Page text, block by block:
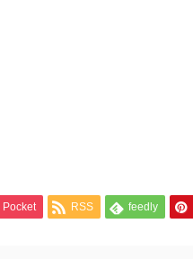
Pocket RSS feedly